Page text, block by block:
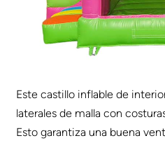
Este castillo inflable de
laterales de malla con
Esto garantiza una buena